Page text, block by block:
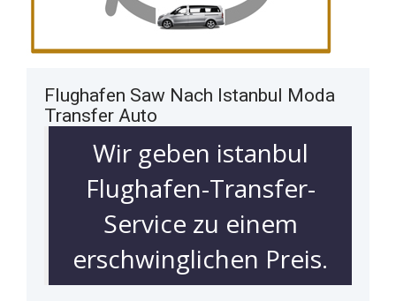
Flughafen Saw Nach Istanbul Moda
Transfer Auto
Wir geben istanbul
Flughafen-Transfer-
Service zu einem
erschwinglichen Preis.